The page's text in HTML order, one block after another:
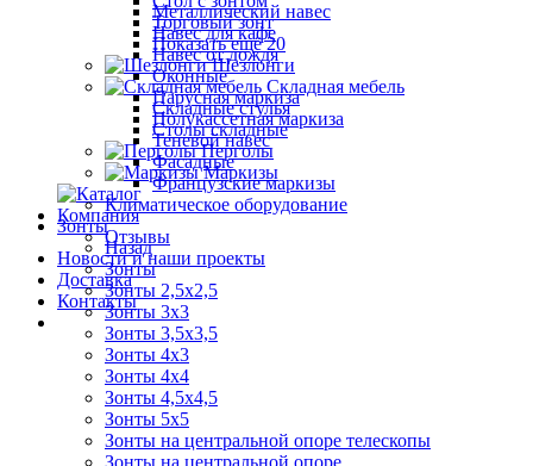
Торговый зонт
Показать ещё 20
Шезлонги
Складная мебель
Складные стулья
Столы складные
Перголы
Маркизы
Компания
Отзывы
Новости и наши проекты
Доставка
Контакты
Металлический навес
Навес для кафе
Навес от дождя
Оконные
Парусная маркиза
Полукассетная маркиза
Теневой навес
Фасадные
Французские маркизы
Климатическое оборудование
Зонты
Назад
Зонты
Зонты 2,5х2,5
Зонты 3х3
Зонты 3,5х3,5
Зонты 4х3
Зонты 4х4
Зонты 4,5х4,5
Зонты 5х5
Зонты на центральной опоре телескопы
Зонты на центральной опоре